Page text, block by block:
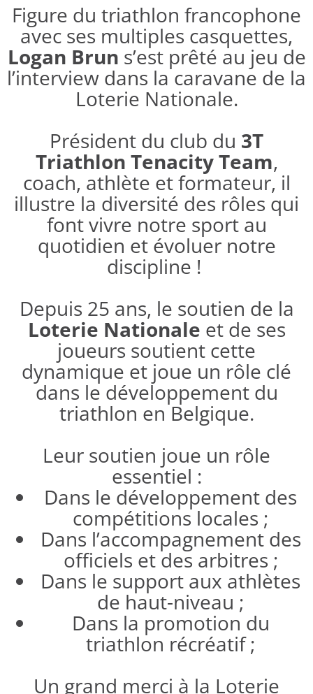
Figure du triathlon francophone
avec ses multiples casquettes,
Logan Brun s’est prêté au jeu de
l’interview dans la caravane de la
Loterie Nationale.
Président du club du 3T
Triathlon Tenacity Team,
coach, athlète et formateur, il
illustre la diversité des rôles qui
font vivre notre sport au
quotidien et évoluer notre
discipline !
Depuis 25 ans, le soutien de la
Loterie Nationale et de ses
joueurs soutient cette
dynamique et joue un rôle clé
dans le développement du
triathlon en Belgique.
Leur soutien joue un rôle
essentiel :
Dans le développement des
compétitions locales ;
Dans l’accompagnement des
officiels et des arbitres ;
Dans le support aux athlètes
de haut-niveau ;
Dans la promotion du
triathlon récréatif ;
Un grand merci à la Loterie